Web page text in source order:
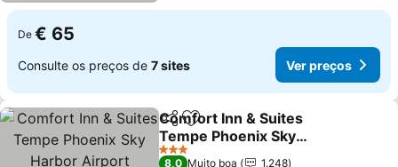
De € 65
Consulte os preços de 7 sites Ver preços
PartilharAdicionar aos favoritos
Comfort Inn & Suites
Tempe Phoenix Sky
Harbor Airport
3 Estrelas
8,0 Muito boa 1.248